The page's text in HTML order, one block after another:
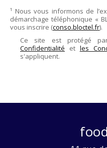
¹ Nous vous informons de
démarchage téléphonique «
vous inscrire (conso.bloctel.fr).
Ce site est protégé
Confidentialité et les
s'appliquent.